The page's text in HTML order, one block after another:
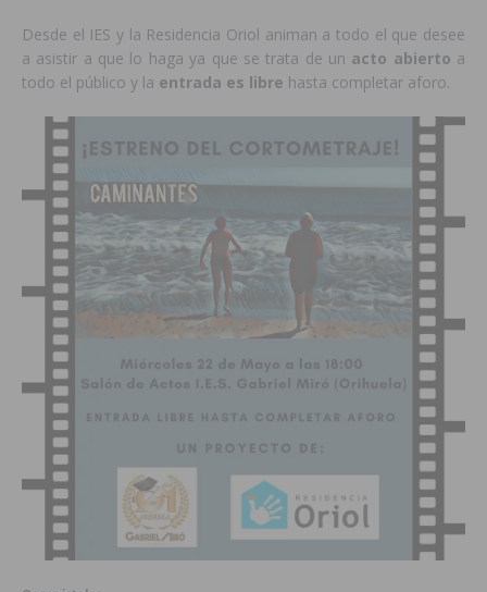
Desde el IES y la Residencia Oriol animan a todo el que desee
a asistir a que lo haga ya que se trata de un acto abierto a
todo el público y la entrada es libre hasta completar aforo.